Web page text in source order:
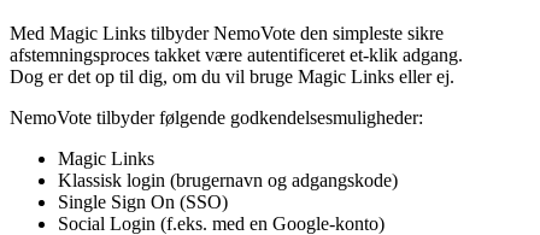
Med Magic Links tilbyder NemoVote den simpleste sikre
afstemningsproces takket være autentificeret et-klik adgang.
Dog er det op til dig, om du vil bruge Magic Links eller ej.
NemoVote tilbyder følgende godkendelsesmuligheder:
Magic Links
Klassisk login (brugernavn og adgangskode)
Single Sign On (SSO)
Social Login (f.eks. med en Google-konto)